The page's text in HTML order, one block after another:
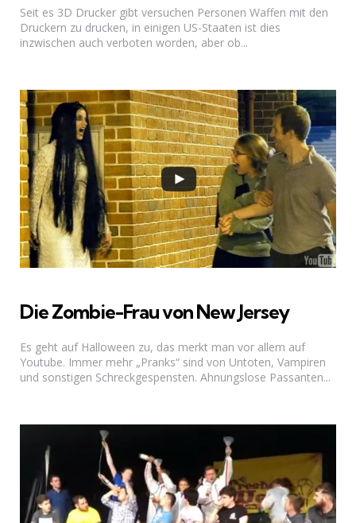
Seit es 3D Drucker gibt versuchen Personen Waffen mit den
Druckern zu drucken, in einigen US-Staaten ist dies
inzwischen auch verboten worden, aber ob...
Die Zombie-Frau von New Jersey
Es geht auf Halloween zu, das merkt man vor allem auf
Youtube. Immer mehr „Pranks“ sind von Untoten, Vampiren
und sonstigen Schreckgespensten. Ahnungslose Passanten...